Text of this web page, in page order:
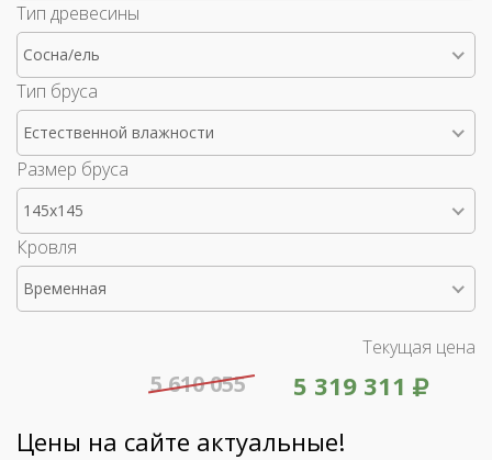
Тип древесины
Сосна/ель
Тип бруса
Естественной влажности
Размер бруса
145x145
Кровля
Временная
Текущая цена
5 319 311
5 610 055
Цены на сайте актуальные!